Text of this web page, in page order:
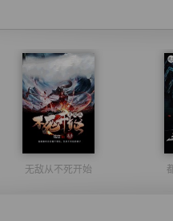
无敌从不死开始